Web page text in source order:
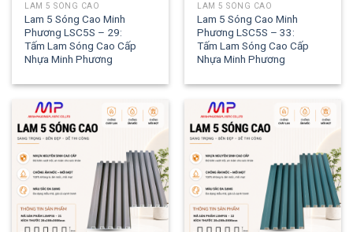
LAM 5 SÓNG CAO
Lam 5 Sóng Cao Minh
Phương LSC5S – 29:
Tấm Lam Sóng Cao Cấp
Nhựa Minh Phương
LAM 5 SÓNG CAO
Lam 5 Sóng Cao Minh
Phương LSC5S – 33:
Tấm Lam Sóng Cao Cấp
Nhựa Minh Phương